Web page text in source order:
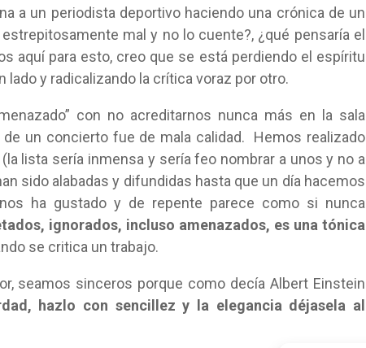
a un periodista deportivo haciendo una crónica de un
mal y no lo cuente?, ¿qué pensaría el
aquí para esto, creo que se está perdiendo el espíritu
y radicalizando la crítica voraz por otro.
con no acreditarnos nunca más en la sala
un concierto fue de mala calidad. Hemos realizado
lista sería inmensa y sería feo nombrar a unos y no a
sido alabadas y difundidas hasta que un día hacemos
ha gustado y de repente parece como si nunca
ignorados, incluso amenazados, es una tónica
se critica un trabajo.
seamos sinceros porque como decía Albert Einstein
hazlo con sencillez y la elegancia déjasela al